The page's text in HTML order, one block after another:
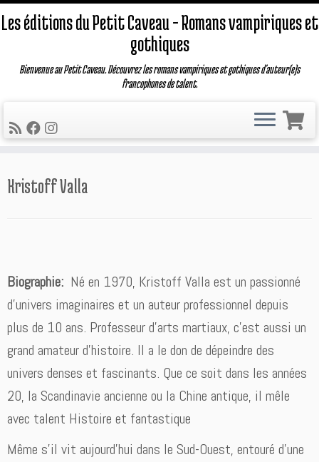
au
Les éditions du Petit Caveau – Romans vampiriques et
gothiques
Bienvenue au Petit Caveau. Découvrez les romans vampiriques et gothiques d'auteur(e)s
francophones de talent.
Kristoff Valla
Biographie: Né en 1970, Kristoff Valla est un passionné
d’univers imaginaires et un auteur professionnel depuis
plus de 10 ans. Professeur d’arts martiaux, c’est aussi un
grand amateur d’histoire. Il a le don de dépeindre des
univers denses et fascinants. Que ce soit dans les années
20, la Scandinavie ancienne ou la Chine antique, il mêle
avec talent Histoire et fantastique
Même s’il vit aujourd’hui dans le Sud-Ouest, entouré d’une